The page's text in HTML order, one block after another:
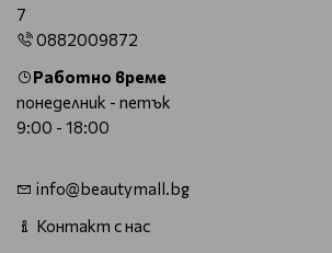
7
0882009872
Работно време
понеделник - петък
9:00 - 18:00
info@beautymall.bg
Контакт с нас